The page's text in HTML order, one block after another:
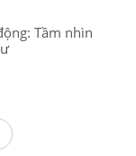
Tầm nhìn